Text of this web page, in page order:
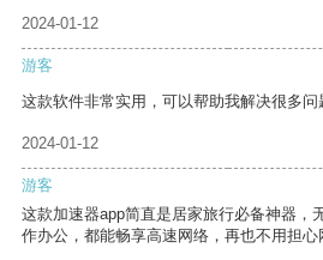
2024-01-12
游客
这款软件非常实用，可以帮助我解决很多问
2024-01-12
游客
这款加速器app简直是居家旅行必备神器，
作办公，都能畅享高速网络，再也不用担心